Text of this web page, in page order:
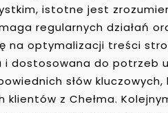
istotne jest
regularnych działań
na optymalizacji treści
dostosowana do potrzeb
słów
z Chełma.